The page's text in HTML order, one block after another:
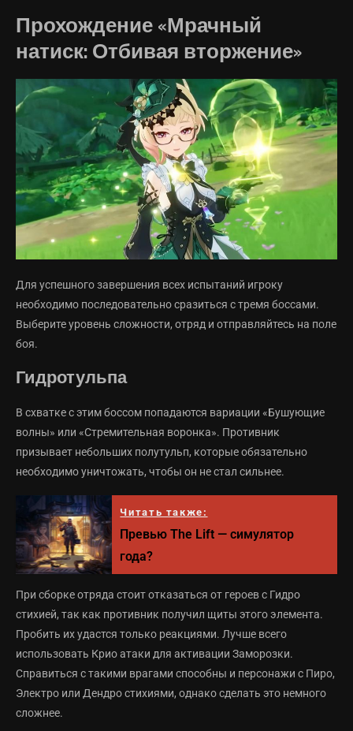
Прохождение «Мрачный
натиск: Отбивая вторжение»
Для успешного завершения всех испытаний игроку
необходимо последовательно сразиться с тремя боссами.
Выберите уровень сложности, отряд и отправляйтесь на поле
боя.
Гидротульпа
В схватке с этим боссом попадаются вариации «Бушующие
волны» или «Стремительная воронка». Противник
призывает небольших полутульп, которые обязательно
необходимо уничтожать, чтобы он не стал сильнее.
Читать также:
Превью The Lift — симулятор
года?
При сборке отряда стоит отказаться от героев с Гидро
стихией, так как противник получил щиты этого элемента.
Пробить их удастся только реакциями. Лучше всего
использовать Крио атаки для активации Заморозки.
Справиться с такими врагами способны и персонажи с Пиро,
Электро или Дендро стихиями, однако сделать это немного
сложнее.